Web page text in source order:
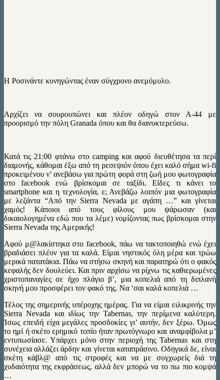
H Ροσινάντε κυνηγώντας έναν σύγχρονο ανεμόμυλο.
Αρχίζει να σουρουπώνει και πλέον οδηγώ στον Α-44 με
προορισμό την πόλη Granada όπου και θα διανυκτερεύσω.
Κατά τις 21:00 φτάνω στο camping και αφού διευθέτησα τα περί
διαμονής, κάθομαι έξω από τη ρεσεψιόν όπου έχει καλό σήμα wi-fi
προκειμένου ν’ ανεβάσω για πρώτη φορά στη ζωή μου φωτογραφία
στο facebook ενώ βρίσκομαι σε ταξίδι. Είδες τι κάνει το
smartphone και η τεχνολογία, ε; Ανεβάζω λοιπόν μια φωτογραφία
με λεζάντα “Από την Sierra Nevada με αγάπη …” και γίνεται
χαμός! Kάποιοι από τους φίλους μου ψάρωσαν (και
δικαιολογημένα εδώ που τα λέμε) νομίζοντας πως βρίσκομαι στην
Sierra Nevada της Αμερικής!
Αφού μ@λακίστηκα στο facebook, πάω να τακτοποιηθώ ενώ έχει
βραδιάσει πλέον για τα καλά. Είμαι νηστικός όλη μέρα και τρώω
μερικά πατατάκια. Πάω να στήσω σκηνή και παρατηρώ ότι ο φακός
κεφαλής δεν δουλεύει. Και πριν αρχίσω να ρίχνω τις καθιερωμένες
χριστοπαναγίες σε ήχο πλάγιο β’, μια κοπελιά από τη διπλανή
σκηνή μου προσφέρει τον φακό της. Να ‘σαι καλά κοπελιά …
Τέλος της σημερινής υπέροχης ημέρας. Για να είμαι ειλικρινής την
Sierra Nevada και ιδίως την Tabernas, την περίμενα καλύτερη.
Ίσως επειδή είχα μεγάλες προσδοκίες γι’ αυτήν, δεν ξέρω. Όμως
το ημί ή σκέτο ερημικό τοπίο ήταν πρωτόγνωρο και αναμφίβολα μ’
εντυπωσίασε. Υπάρχει μόνο στην περιοχή της Tabernas και στη
συνέχεια αλλάζει άρδην και γίνεται καταπράσινο. Οδηγικά δε, είναι
σκέτη κάβλ@ από τις στροφές και να με συγχωρείς διά τη
χυδαιότητα της εκφράσεως, αλλά δεν μπορώ να το πω πιο κομψά
…